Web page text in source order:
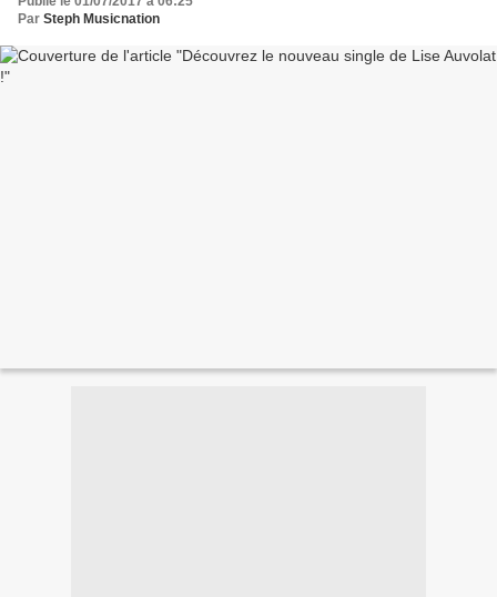
Par Steph Musicnation